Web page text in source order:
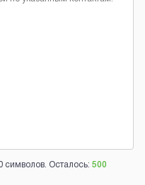
символов. Осталось: 500